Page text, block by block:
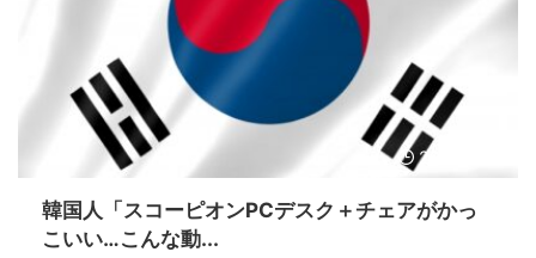
2023/4/14
韓国人「スコーピオンPCデスク＋チェアがかっ
こいい…こんな動...